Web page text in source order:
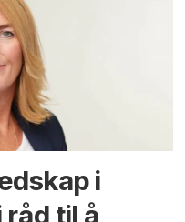
i
råd til å